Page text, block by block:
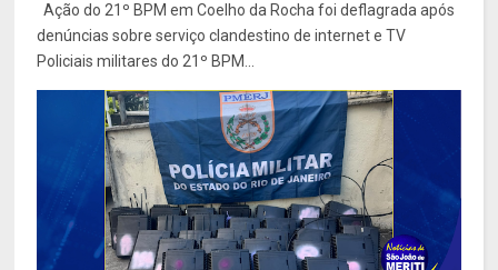
Ação do 21º BPM em Coelho da Rocha foi deflagrada após
denúncias sobre serviço clandestino de internet e TV
Policiais militares do 21º BPM...